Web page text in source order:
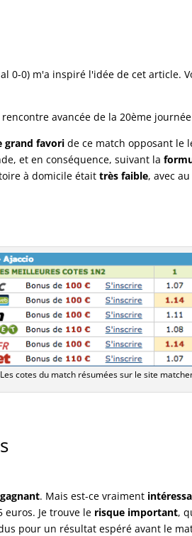
0-0) m'a inspiré l'idée de cet article.
avancée de la 20ème
grand favori de ce match opposant le
et en conséquence, suivant la
à domicile était très faible, avec
Les cotes du match résumées sur le site
. Mais est-ce vraiment
euros. Je trouve le risque important,
pour un résultat espéré avant le